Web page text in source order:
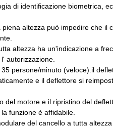
di identificazione biometrica,
altezza può impedire che il
altezza ha un'indicazione a
autorizzazione.
persone/minuto (veloce).il
e il deflettore si
del motore e il ripristino del
funzione è affidabile.
del cancello a tutta